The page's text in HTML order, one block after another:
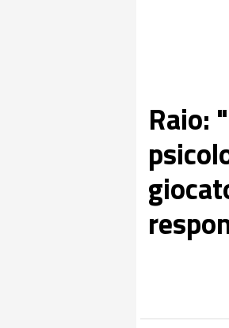
Raio: